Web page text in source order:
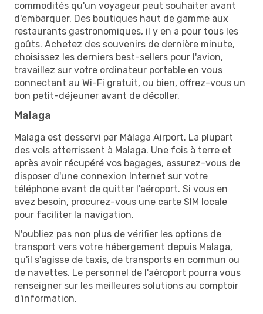
commodités qu'un voyageur peut souhaiter avant
d'embarquer. Des boutiques haut de gamme aux
restaurants gastronomiques, il y en a pour tous les
goûts. Achetez des souvenirs de dernière minute,
choisissez les derniers best-sellers pour l'avion,
travaillez sur votre ordinateur portable en vous
connectant au Wi-Fi gratuit, ou bien, offrez-vous un
bon petit-déjeuner avant de décoller.
Malaga
Malaga est desservi par Málaga Airport. La plupart
des vols atterrissent à Malaga. Une fois à terre et
après avoir récupéré vos bagages, assurez-vous de
disposer d'une connexion Internet sur votre
téléphone avant de quitter l'aéroport. Si vous en
avez besoin, procurez-vous une carte SIM locale
pour faciliter la navigation.
N'oubliez pas non plus de vérifier les options de
transport vers votre hébergement depuis Malaga,
qu'il s'agisse de taxis, de transports en commun ou
de navettes. Le personnel de l'aéroport pourra vous
renseigner sur les meilleures solutions au comptoir
d'information.